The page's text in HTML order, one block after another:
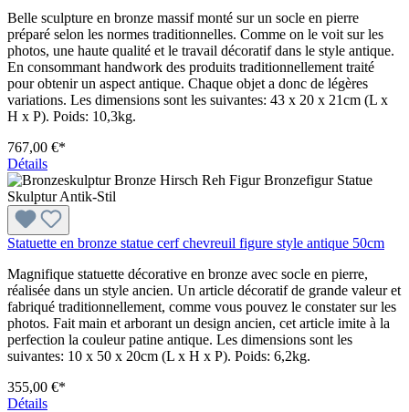
Belle sculpture en bronze massif monté sur un socle en pierre
préparé selon les normes traditionnelles. Comme on le voit sur les
photos, une haute qualité et le travail décoratif dans le style antique.
En consommant handwork des produits traditionnellement traité
pour obtenir un aspect antique. Chaque objet a donc de légères
variations. Les dimensions sont les suivantes: 43 x 20 x 21cm (L x
H x P). Poids: 10,3kg.
767,00 €*
Détails
Statuette en bronze statue cerf chevreuil figure style antique 50cm
Magnifique statuette décorative en bronze avec socle en pierre,
réalisée dans un style ancien. Un article décoratif de grande valeur et
fabriqué traditionnellement, comme vous pouvez le constater sur les
photos. Fait main et arborant un design ancien, cet article imite à la
perfection la couleur patine antique. Les dimensions sont les
suivantes: 10 x 50 x 20cm (L x H x P). Poids: 6,2kg.
355,00 €*
Détails